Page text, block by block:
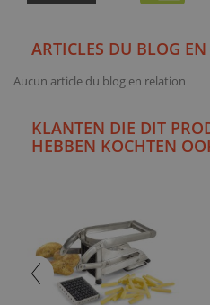
ARTICLES DU BLOG
Aucun article du blog en relation
KLANTEN DIE DIT
HEBBEN KOCHTEN